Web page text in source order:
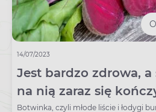
14/07/2023
Jest bardzo zdrowa, a
na nią zaraz się
prostym przepisem
Botwinka, czyli młode liście i łodygi